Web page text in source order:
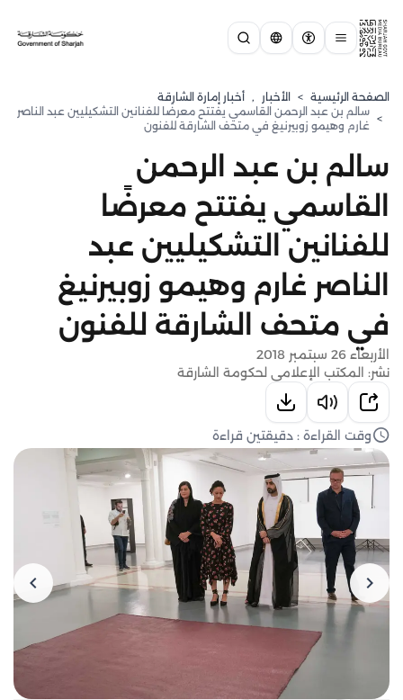
الصفحة الرئيسية > الأخبار , أخبار إمارة الشارقة
>
سالم بن عبد الرحمن القاسمي يفتتح معرضًا للفنانين التشكيليين عبد الناصر
غارم وهيمو زوبيرنيغ في متحف الشارقة للفنون
سالم بن عبد الرحمن
القاسمي يفتتح معرضًا
للفنانين التشكيليين عبد
الناصر غارم وهيمو زوبيرنيغ
في متحف الشارقة للفنون
الأربعاء 26 سبتمبر 2018
نشر: المكتب الإعلامي لحكومة الشارقة
وقت القراءة : دقيقتين قراءة